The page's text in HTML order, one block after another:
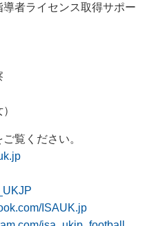
導者ライセンス取得サポー
覧ください。
ISAUK.jp